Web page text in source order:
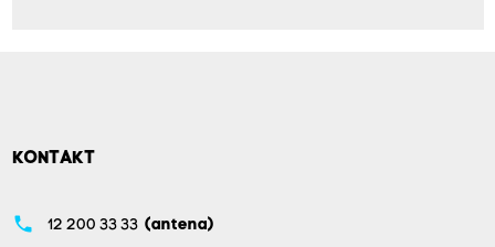
KONTAKT
phone 12 200 33 33 (antena)